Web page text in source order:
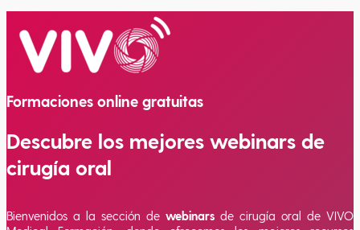
Formaciones online gratuitas
Descubre los mejores webinars de
cirugía oral
Bienvenidos a la sección de webinars de cirugía oral de VIVO